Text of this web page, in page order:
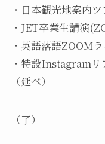
・日本観光地案内
・JET卒業生
・英語落語
・特設Instagram
（延べ）
（了）